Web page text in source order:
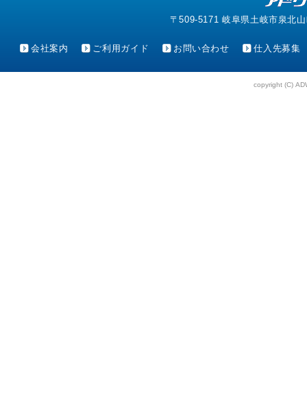
〒509-5171 岐阜県土岐市泉北
会社案内 ご利用ガイド お問い合わせ 仕入先募集
copyright (C)